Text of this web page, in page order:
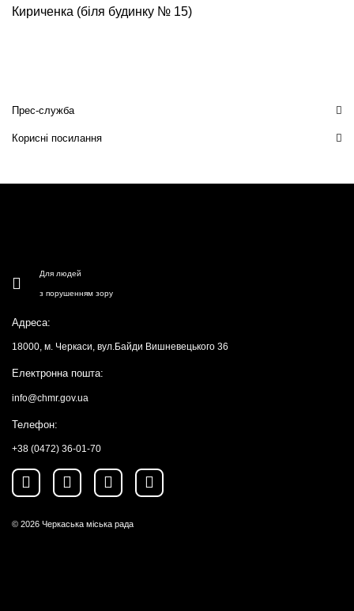
Кириченка (біля будинку № 15)
Прес-служба
Корисні посилання
Для людей
з порушенням зору
Адреса:
18000, м. Черкаси, вул.Байди Вишневецького 36
Електронна пошта:
info@chmr.gov.ua
Телефон:
+38 (0472) 36-01-70
© 2026 Черкаська міська рада